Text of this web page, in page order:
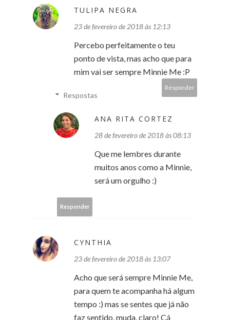
TULIPA NEGRA
23 de fevereiro de 2018 às 12:13
Percebo perfeitamente o teu
ponto de vista, mas acho que para
mim vai ser sempre Minnie Me :P
Responder
Respostas
ANA RITA CORTEZ
28 de fevereiro de 2018 às 08:13
Que me lembres durante
muitos anos como a Minnie,
será um orgulho :)
Responder
CYNTHIA
23 de fevereiro de 2018 às 13:07
Acho que será sempre Minnie Me,
para quem te acompanha há algum
tempo :) mas se sentes que já não
faz sentido, muda, claro! Cá